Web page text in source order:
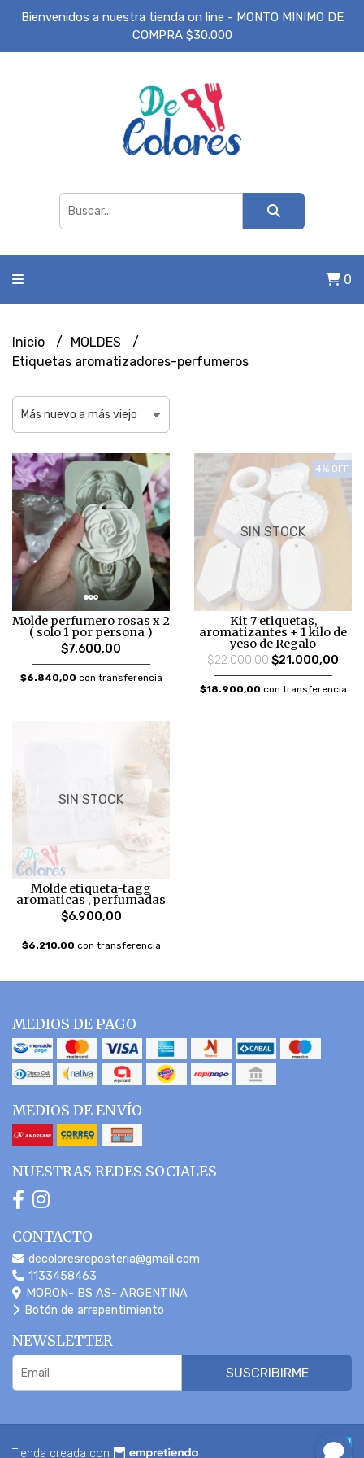
Bienvenidos a nuestra tienda on line - MONTO MINIMO DE
COMPRA $30.000
0
Inicio
MOLDES
Etiquetas aromatizadores-perfumeros
Molde perfumero rosas x 2
( solo 1 por persona )
$7.600,00
$6.840,00 con transferencia
4% OFF
SIN STOCK
Kit 7 etiquetas,
aromatizantes + 1 kilo de
yeso de Regalo
$22.000,00$21.000,00
$18.900,00 con transferencia
SIN STOCK
Molde etiqueta-tagg
aromaticas , perfumadas
$6.900,00
$6.210,00 con transferencia
MEDIOS DE PAGO
MEDIOS DE ENVÍO
NUESTRAS REDES SOCIALES
CONTACTO
decoloresreposteria@gmail.com
1133458463
MORON- BS AS- ARGENTINA
Botón de arrepentimiento
NEWSLETTER
SUSCRIBIRME
Tienda creada con